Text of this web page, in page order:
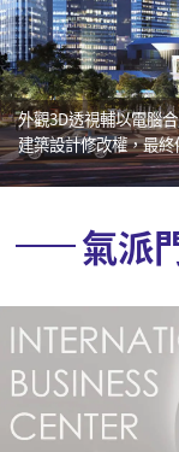
外觀3D透視輔以電腦
建築設計修改權，最
氣派